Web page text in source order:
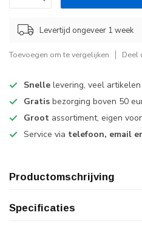
Levertijd ongeveer 1 week
Toevoegen om te vergelijken Deel
Snelle levering, veel artikelen
Gratis bezorging boven 50
Groot assortiment, eigen
Service via telefoon, email
Productomschrijving
Specificaties